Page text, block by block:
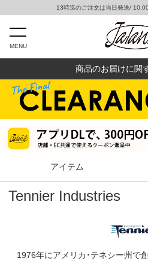
13時迄のご注文は当日発送/
MENU
商品のお届けに関
アイテム
Tennier Industries
1976年にアメリカ・テネシー州で